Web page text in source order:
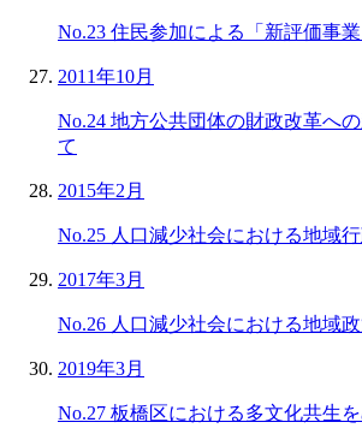
No.23 住民参加による「新評価事
2011年10月
No.24 地方公共団体の財政改革へ
て
2015年2月
No.25 人口減少社会における地域
2017年3月
No.26 人口減少社会における地域
2019年3月
No.27 板橋区における多文化共生